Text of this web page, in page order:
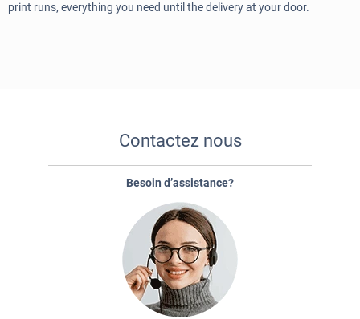
print runs, everything you need until the delivery at your door.
Contactez nous
Besoin d’assistance?